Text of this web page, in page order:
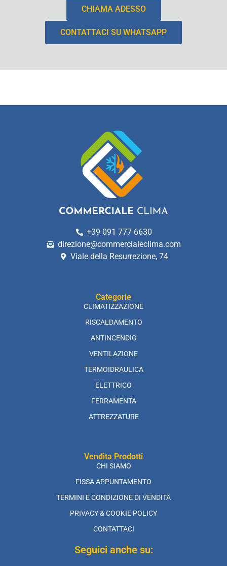
CHIAMA ADESSO
CONTATTACI SU WHATSAPP
+39 091 777 6630
direzione@commercialeclima.com
Viale della Resurrezione, 74
Categorie
CLIMATIZZAZIONE
RISCALDAMENTO
ANTINCENDIO
VENTILAZIONE
TERMOIDRAULICA
ELETTRICO
FERRAMENTA
ATTREZZATURE
Vendita Prodotti
CHI SIAMO
FISSA APPUNTAMENTO
TERMINI E CONDIZIONE DI VENDITA
PRIVACY & COOKIE POLICY
CONTATTACI
Seguici anche su: